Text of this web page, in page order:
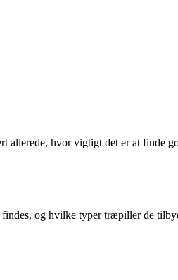
hvor vigtigt det er at finde
og hvilke typer træpiller de